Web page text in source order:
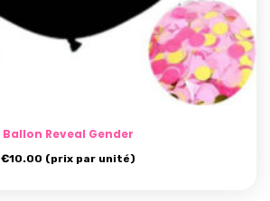
Ballon Reveal Gender
€10.00 (prix par unité)